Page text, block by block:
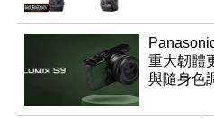
重大韌體
與隨身色